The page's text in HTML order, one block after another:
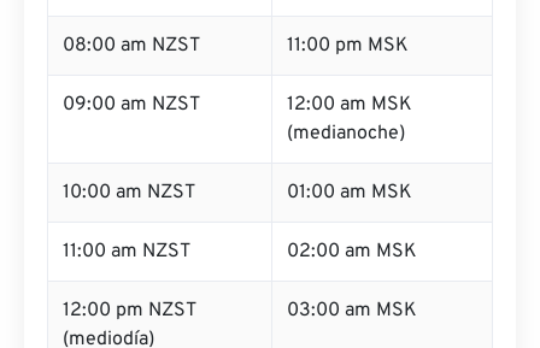
08:00 am NZST 11:00 pm MSK
09:00 am NZST
12:00 am MSK
(medianoche)
10:00 am NZST 01:00 am MSK
11:00 am NZST 02:00 am MSK
12:00 pm NZST
(mediodía)
03:00 am MSK